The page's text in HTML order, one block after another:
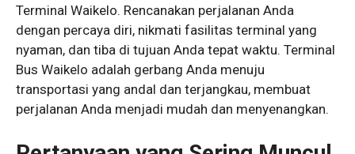
Terminal Waikelo. Rencanakan perjalanan Anda
dengan percaya diri, nikmati fasilitas terminal yang
nyaman, dan tiba di tujuan Anda tepat waktu. Terminal
Bus Waikelo adalah gerbang Anda menuju
transportasi yang andal dan terjangkau, membuat
perjalanan Anda menjadi mudah dan menyenangkan.